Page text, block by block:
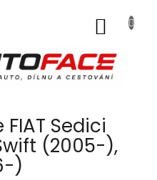
Sedici
(2005-),
)